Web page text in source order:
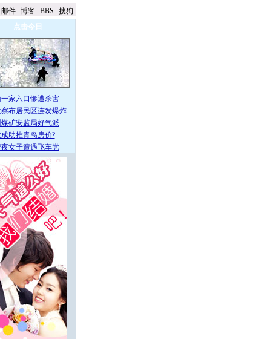
邮件-博客-BBS -搜狗
点击今日
家六口惨遭杀害
布居民区连发爆炸
矿安监局好气派
助推青岛房价?
女子遭遇飞车党